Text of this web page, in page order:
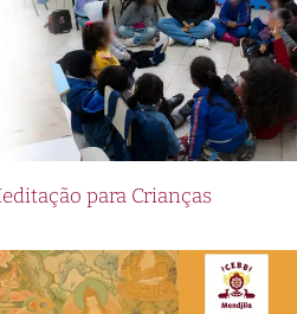
para Crianças